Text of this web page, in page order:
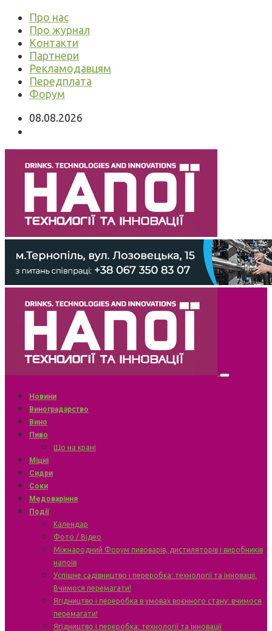
Про нас
Про журнал
Контакти
Партнери
Рекламодавцям
Передплата
Форум
08.08.2026
Новини
Виноградарство
Вино
Пиво
Що на крані
Міцні
Сидри
Соки
Медоваріння
Події
Календар
Фото / Відео
Міжнародний Форум пивоварів, дистиляторів і виробників
напоїв
Успішне садівництво і переробка: технології та інновації.
Вчимося перемагати!
Ягідництво і переробка в умовах воєнного стану: вчимося
перемагати!
Ягідництво і переробка: технології та інновації